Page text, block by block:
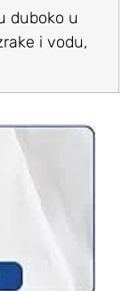
duboko u
i vodu,